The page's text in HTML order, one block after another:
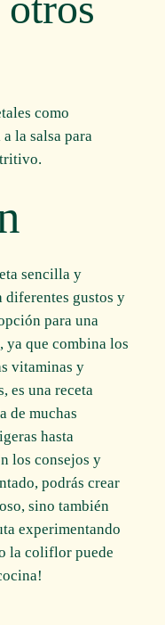
como
la salsa para
sencilla y
diferentes gustos y
para una
ya que combina los
vitaminas y
es una receta
de muchas
hasta
los consejos y
podrás crear
sino también
experimentando
la coliflor puede